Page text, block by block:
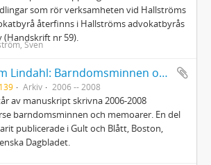
som rör verksamheten vid Hallströms
återfinns i Hallströms advokatbyrås
(Handskrift nr 59).
Sven
Turid Elgstrom Lindahl: Barndomsminnen och memoarer. Tillägg
Arkiv 2006 -- 2008
av manuskript skrivna 2006-2008
barndomsminnen och memoarer. En del
publicerade i Gult och Blått, Boston,
Dagbladet.